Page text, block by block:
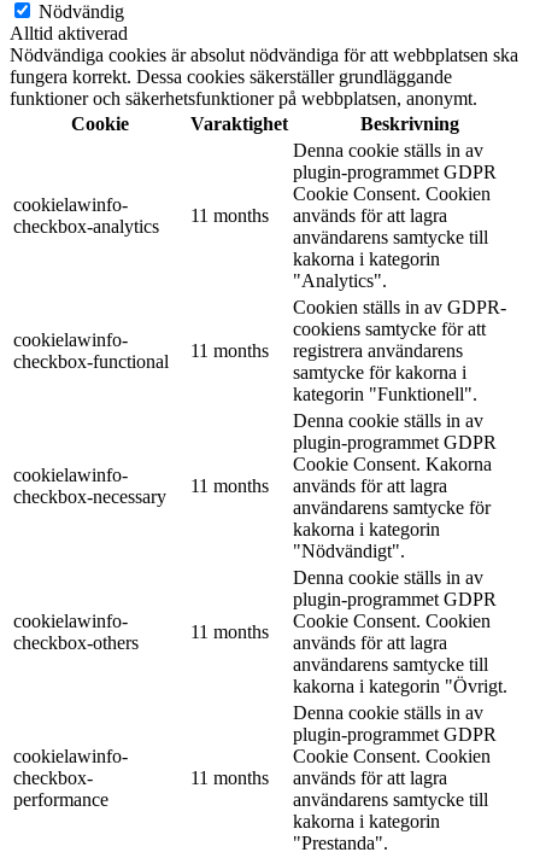
Nödvändig
Alltid aktiverad
Nödvändiga cookies är absolut nödvändiga för att webbplatsen ska
fungera korrekt. Dessa cookies säkerställer grundläggande
funktioner och säkerhetsfunktioner på webbplatsen, anonymt.
Cookie
Varaktighet Beskrivning
cookielawinfo-
checkbox-analytics
11 months
Denna cookie ställs in av
plugin-programmet GDPR
Cookie Consent. Cookien
används för att lagra
användarens samtycke till
kakorna i kategorin
"Analytics".
cookielawinfo-
checkbox-functional
11 months
Cookien ställs in av GDPR-
cookiens samtycke för att
registrera användarens
samtycke för kakorna i
kategorin "Funktionell".
cookielawinfo-
checkbox-necessary
11 months
Denna cookie ställs in av
plugin-programmet GDPR
Cookie Consent. Kakorna
används för att lagra
användarens samtycke för
kakorna i kategorin
"Nödvändigt".
cookielawinfo-
checkbox-others
11 months
Denna cookie ställs in av
plugin-programmet GDPR
Cookie Consent. Cookien
används för att lagra
användarens samtycke till
kakorna i kategorin "Övrigt.
cookielawinfo-
checkbox-
performance
11 months
Denna cookie ställs in av
plugin-programmet GDPR
Cookie Consent. Cookien
används för att lagra
användarens samtycke till
kakorna i kategorin
"Prestanda".